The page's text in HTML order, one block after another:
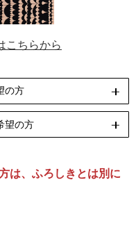
こちらから
の方
の名入れができませ
除く)
望の方
のし包装
は、ふろしきとは別に